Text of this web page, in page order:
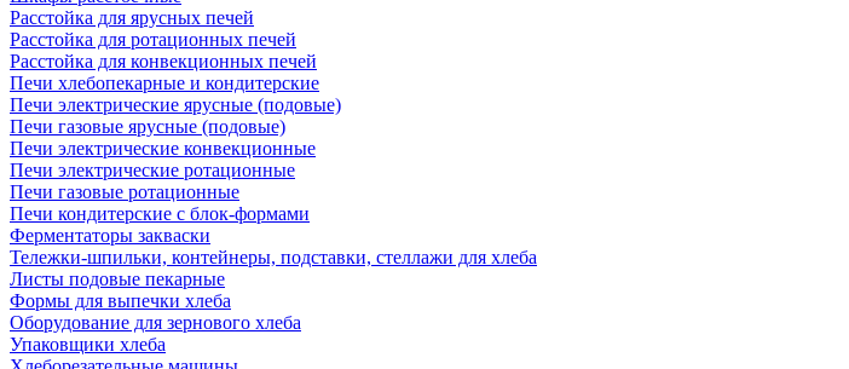
Расстойка для ярусных печей
Расстойка для ротационных печей
Расстойка для конвекционных печей
Печи хлебопекарные и кондитерские
Печи электрические ярусные (подовые)
Печи газовые ярусные (подовые)
Печи электрические конвекционные
Печи электрические ротационные
Печи газовые ротационные
Печи кондитерские с блок-формами
Ферментаторы закваски
Тележки-шпильки, контейнеры, подставки, стеллажи для хлеба
Листы подовые пекарные
Формы для выпечки хлеба
Оборудование для зернового хлеба
Упаковщики хлеба